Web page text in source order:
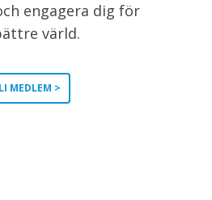
engagera dig för
värld.
MEDLEM >